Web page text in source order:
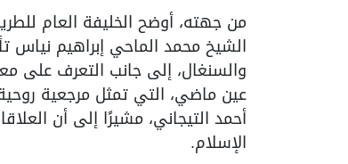
من جهته، أوضح الخليفة العام
الشيخ محمد الماحي إبراهيم نياس
والسنغال، إلى جانب التعرف على
عين ماضي، التي تمثل مرجعية
أحمد التيجاني، مشيرًا إلى أن
الإسلام.